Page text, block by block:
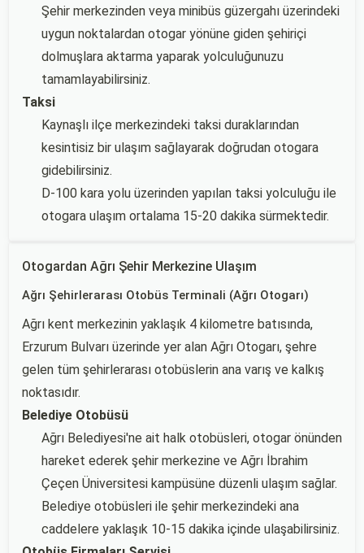
Şehir merkezinden veya minibüs güzergahı üzerindeki
uygun noktalardan otogar yönüne giden şehiriçi
dolmuşlara aktarma yaparak yolculuğunuzu
tamamlayabilirsiniz.
Taksi
Kaynaşlı ilçe merkezindeki taksi duraklarından
kesintisiz bir ulaşım sağlayarak doğrudan otogara
gidebilirsiniz.
D-100 kara yolu üzerinden yapılan taksi yolculuğu ile
otogara ulaşım ortalama 15-20 dakika sürmektedir.
Otogardan Ağrı Şehir Merkezine Ulaşım
Ağrı Şehirlerarası Otobüs Terminali (Ağrı Otogarı)
Ağrı kent merkezinin yaklaşık 4 kilometre batısında,
Erzurum Bulvarı üzerinde yer alan Ağrı Otogarı, şehre
gelen tüm şehirlerarası otobüslerin ana varış ve kalkış
noktasıdır.
Belediye Otobüsü
Ağrı Belediyesi'ne ait halk otobüsleri, otogar önünden
hareket ederek şehir merkezine ve Ağrı İbrahim
Çeçen Üniversitesi kampüsüne düzenli ulaşım sağlar.
Belediye otobüsleri ile şehir merkezindeki ana
caddelere yaklaşık 10-15 dakika içinde ulaşabilirsiniz.